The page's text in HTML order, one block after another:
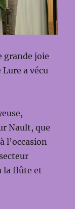
grande joie
a vécu
Nault, que
l’occasion
la flûte et